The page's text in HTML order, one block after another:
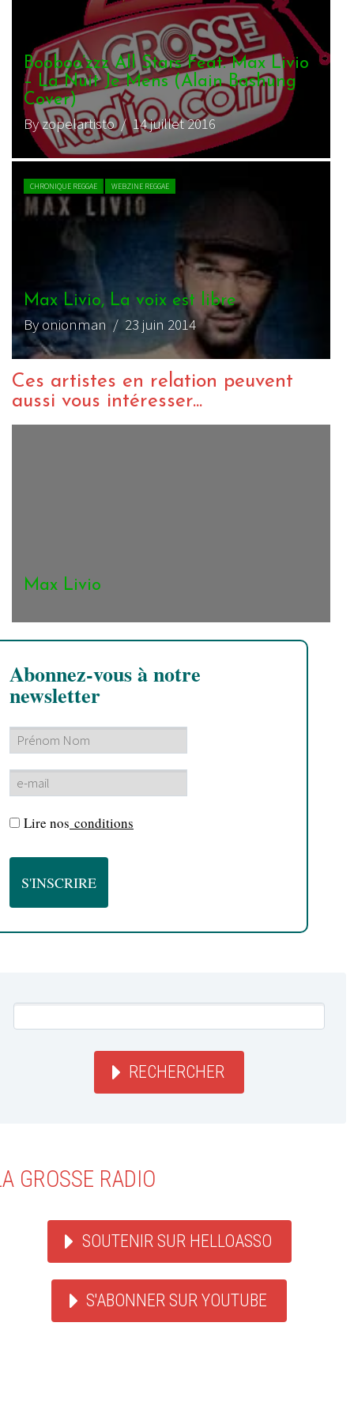
Booboo’zzz All Stars Feat. Max Livio
– La Nuit Je Mens (Alain Bashung
Cover)
By zopelartisto/ 14 juillet 2016
CHRONIQUE REGGAE WEBZINE REGGAE
Max Livio, La voix est libre
By onionman / 23 juin 2014
Ces artistes en relation peuvent
aussi vous intéresser...
Max Livio
Abonnez-vous à notre
newsletter
Lire nos conditions
RECHERCHER
GROSSE RADIO
SOUTENIR SUR HELLOASSO
S'ABONNER SUR YOUTUBE